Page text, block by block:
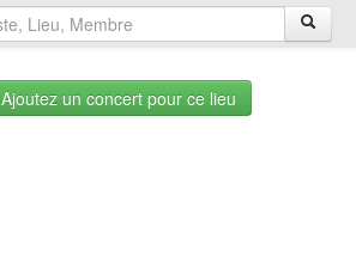
Ajoutez un concert pour ce lieu